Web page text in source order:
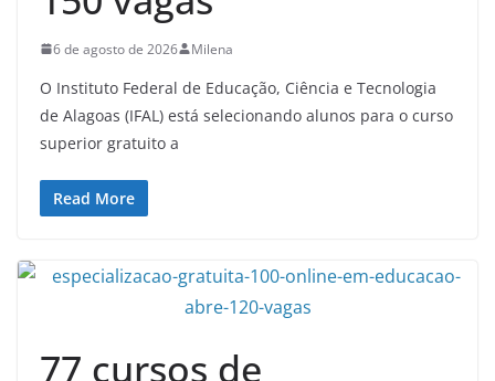
6 de agosto de 2026 Milena
O Instituto Federal de Educação, Ciência e Tecnologia
de Alagoas (IFAL) está selecionando alunos para o curso
superior gratuito a
Read More
77 cursos de